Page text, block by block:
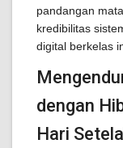
pandangan
kredibilitas
digital berkelas
dengan
Hari